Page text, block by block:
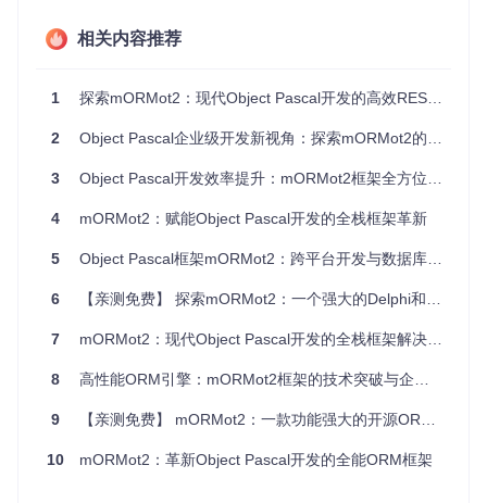
N处理和线程管理等基础功能，是框架的基石组件。
持SQLite3、PostgreSQL、Oracle等主流数据库，提供统一
的数据访问接口。
网络通信层 （src/net/）：处理HTTP/HTTPS通信、WebSo
cket连接和异步服务器功能，为分布式系统提供底层支持。
ORM模块 （ src/orm/）：实现对象关系映射，允许开发者通
过面向对象方式操作数据库，无需编写复杂SQL语句。
REST服务层 src/rest/
）：提供RESTful API开发支持，简
化服务端与客户端的数据交互流程。
图1：mORMot2框架架构示意图，展示了核心模块间的协作关
种操作系统上高效运行。框架内置连接池管理、查询缓存和批
相关内容推荐
1 探索mORMot2：现代Object Pascal开发的高效RESTful ORM框架全指南
2 Object Pascal企业级开发新视角：探索mORMot2的高效架构与实战应用
3 Object Pascal开发效率提升：mORMot2框架全方位技术指南
4 mORMot2：赋能Object Pascal开发的全栈框架革新
5 Object Pascal框架mORMot2：跨平台开发与数据库交互的高效解决方案
6 【亲测免费】 探索mORMot2：一个强大的Delphi和FreePascal ORM框架
7 mORMot2：现代Object Pascal开发的全栈框架解决方案
8 高性能ORM引擎：mORMot2框架的技术突破与企业级应用实践
9 【亲测免费】 mORMot2：一款功能强大的开源ORM/SOA/MVC框架
10 mORMot2：革新Object Pascal开发的全能ORM框架